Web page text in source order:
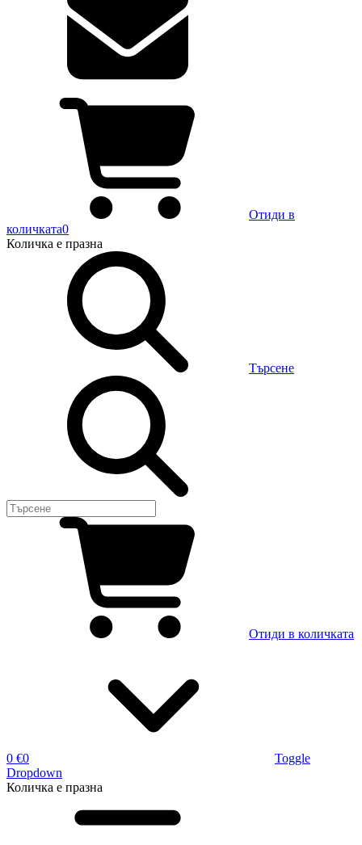
Отиди в
количката0
Количка е празна
Търсене
Отиди в количката
0 €0
Toggle
Dropdown
Количка е празна